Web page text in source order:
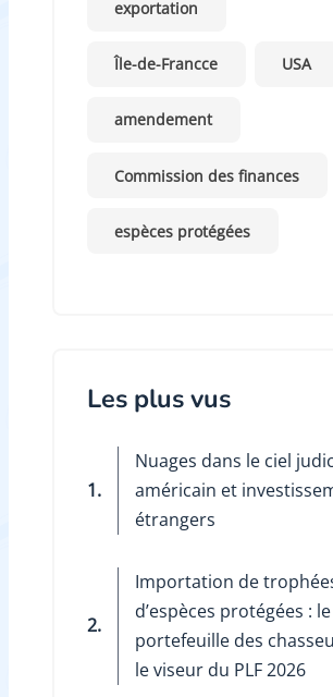
exportation
Île-de-Francce USA
amendement
Commission des finances
espèces protégées
Les plus vus
1.
Nuages dans le ciel
américain et
étrangers
2.
Importation de
d’espèces protégées : le
portefeuille des
le viseur du PLF 2026